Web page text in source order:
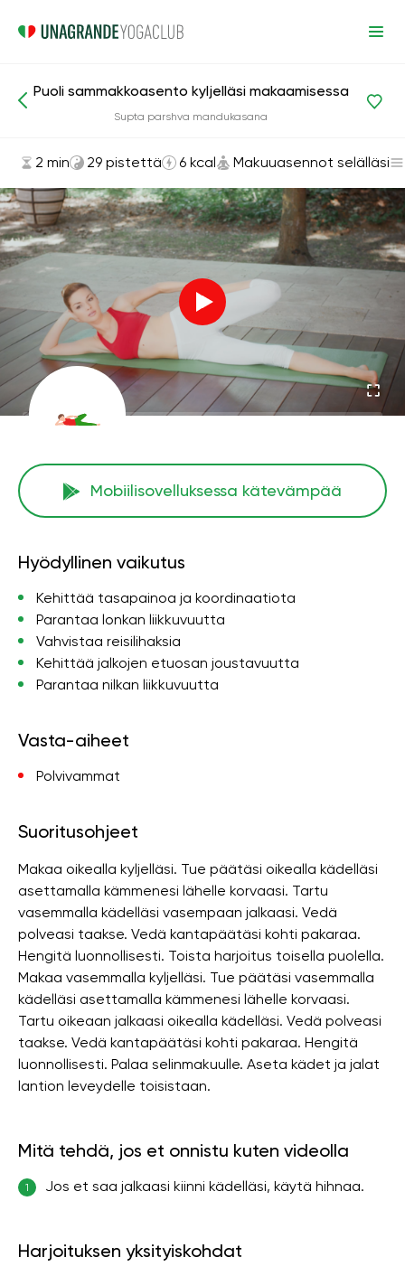
Asanat ja harjoitukset Makuuasennot selälläsi
Puoli sammakkoasento kyljelläsi makaamisessa
Supta parshva mandukasana
2 min 29 pistettä 6 kcal Makuuasennot selälläsi
Mobiilisovelluksessa kätevämpää
Hyödyllinen vaikutus
Kehittää tasapainoa ja koordinaatiota
Parantaa lonkan liikkuvuutta
Vahvistaa reisilihaksia
Kehittää jalkojen etuosan joustavuutta
Parantaa nilkan liikkuvuutta
Vasta-aiheet
Polvivammat
Suoritusohjeet
Makaa oikealla kyljelläsi. Tue päätäsi oikealla kädelläsi
asettamalla kämmenesi lähelle korvaasi. Tartu
vasemmalla kädelläsi vasempaan jalkaasi. Vedä
polveasi taakse. Vedä kantapäätäsi kohti pakaraa.
Hengitä luonnollisesti. Toista harjoitus toisella puolella.
Makaa vasemmalla kyljelläsi. Tue päätäsi vasemmalla
kädelläsi asettamalla kämmenesi lähelle korvaasi.
Tartu oikeaan jalkaasi oikealla kädelläsi. Vedä polveasi
taakse. Vedä kantapäätäsi kohti pakaraa. Hengitä
luonnollisesti. Palaa selinmakuulle. Aseta kädet ja jalat
lantion leveydelle toisistaan.
Mitä tehdä, jos et onnistu kuten videolla
1 Jos et saa jalkaasi kiinni kädelläsi, käytä hihnaa.
Harjoituksen yksityiskohdat